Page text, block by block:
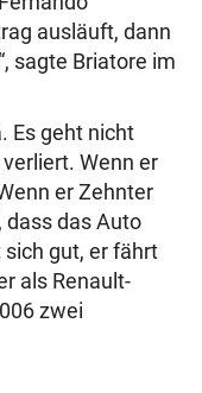
ausläuft, dann
sagte Briatore im
Es geht nicht
Wenn er
er Zehnter
dass das Auto
gut, er fährt
als Renault-
zwei